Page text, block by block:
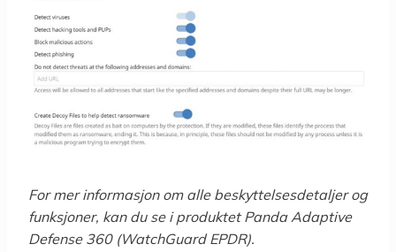
For mer informasjon om alle beskyttelsesdetaljer og
funksjoner, kan du se i produktet Panda Adaptive
Defense 360 (WatchGuard EPDR).